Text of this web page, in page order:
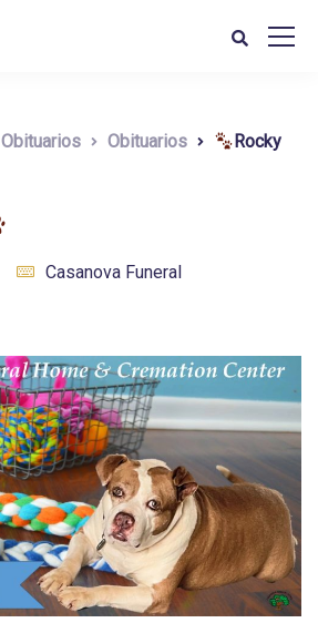
Obituarios Obituarios Rocky
Casanova Funeral